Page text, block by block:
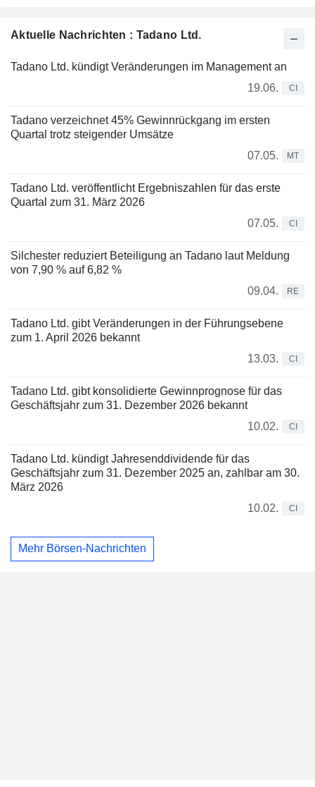
Aktuelle Nachrichten : Tadano Ltd.
Tadano Ltd. kündigt Veränderungen im Management an
19.06.
CI
Tadano verzeichnet 45% Gewinnrückgang im ersten
Quartal trotz steigender Umsätze
07.05.
MT
Tadano Ltd. veröffentlicht Ergebniszahlen für das erste
Quartal zum 31. März 2026
07.05.
CI
Silchester reduziert Beteiligung an Tadano laut Meldung
von 7,90 % auf 6,82 %
09.04.
RE
Tadano Ltd. gibt Veränderungen in der Führungsebene
zum 1. April 2026 bekannt
13.03.
CI
Tadano Ltd. gibt konsolidierte Gewinnprognose für das
Geschäftsjahr zum 31. Dezember 2026 bekannt
10.02.
CI
Tadano Ltd. kündigt Jahresenddividende für das
Geschäftsjahr zum 31. Dezember 2025 an, zahlbar am 30.
März 2026
10.02.
CI
Mehr Börsen-Nachrichten